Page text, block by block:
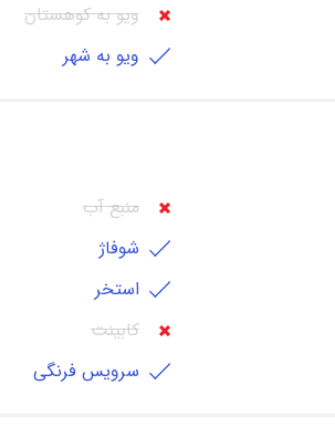
ویو به کوهستان
ویو به شهر
منبع آب
شوفاژ
استخر
کابينت
سرویس فرنگی